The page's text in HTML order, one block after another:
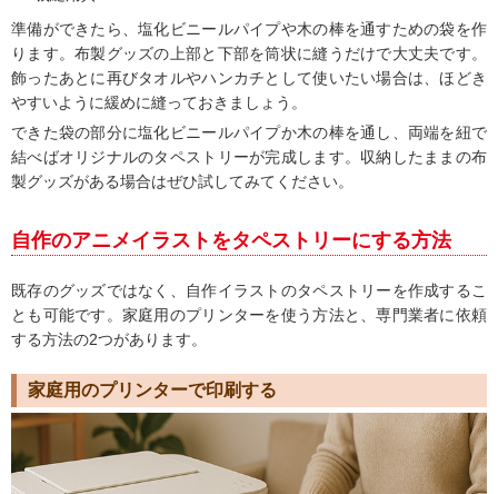
準備ができたら、塩化ビニールパイプや木の棒を通すための袋を作
ります。布製グッズの上部と下部を筒状に縫うだけで大丈夫です。
飾ったあとに再びタオルやハンカチとして使いたい場合は、ほどき
やすいように緩めに縫っておきましょう。
できた袋の部分に塩化ビニールパイプか木の棒を通し、両端を紐で
結べばオリジナルのタペストリーが完成します。収納したままの布
製グッズがある場合はぜひ試してみてください。
自作のアニメイラストをタペストリーにする方法
既存のグッズではなく、自作イラストのタペストリーを作成するこ
とも可能です。家庭用のプリンターを使う方法と、専門業者に依頼
する方法の2つがあります。
家庭用のプリンターで印刷する